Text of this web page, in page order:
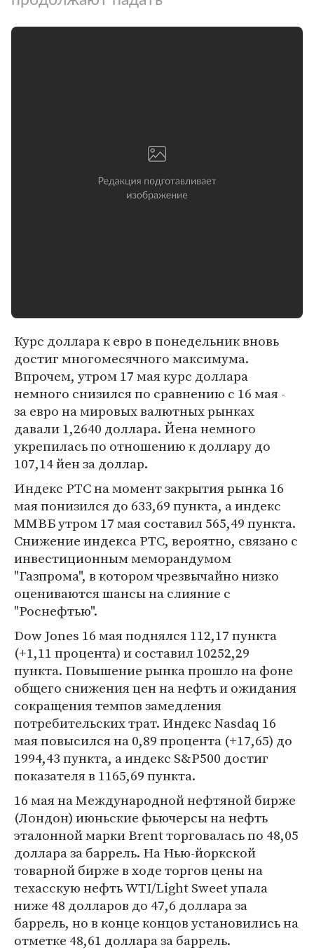
Курс доллара к евро в понедельник вновь
достиг многомесячного максимума.
Впрочем, утром 17 мая курс доллара
немного снизился по сравнению с 16 мая -
за евро на мировых валютных рынках
давали 1,2640 доллара. Йена немного
укрепилась по отношению к доллару до
107,14 йен за доллар.
Индекс РТС на момент закрытия рынка 16
мая понизился до 633,69 пункта, а индекс
ММВБ утром 17 мая составил 565,49 пункта.
Снижение индекса РТС, вероятно, связано с
инвестиционным меморандумом
"Газпрома", в котором чрезвычайно низко
оцениваются шансы на слияние с
"Роснефтью".
Dow Jones 16 мая поднялся 112,17 пункта
(+1,11 процента) и составил 10252,29
пункта. Повышение рынка прошло на фоне
общего снижения цен на нефть и ожидания
сокращения темпов замедления
потребительских трат. Индекс Nasdaq 16
мая повысился на 0,89 процента (+17,65) до
1994,43 пункта, а индекс S&P500 достиг
показателя в 1165,69 пункта.
16 мая на Международной нефтяной бирже
(Лондон) июньские фьючерсы на нефть
эталонной марки Brent торговалась по 48,05
доллара за баррель. На Нью-йоркской
товарной бирже в ходе торгов цены на
техасскую нефть WTI/Light Sweet упала
ниже 48 долларов до 47,6 доллара за
баррель, но в конце концов установились на
отметке 48,61 доллара за баррель.